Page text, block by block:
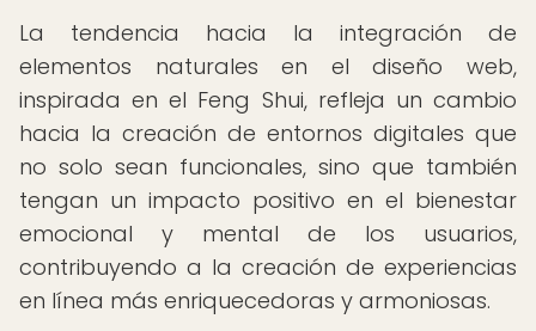
La tendencia hacia la integración de
elementos naturales en el diseño web,
inspirada en el Feng Shui, refleja un cambio
hacia la creación de entornos digitales que
no solo sean funcionales, sino que también
tengan un impacto positivo en el bienestar
emocional y mental de los usuarios,
contribuyendo a la creación de experiencias
en línea más enriquecedoras y armoniosas.